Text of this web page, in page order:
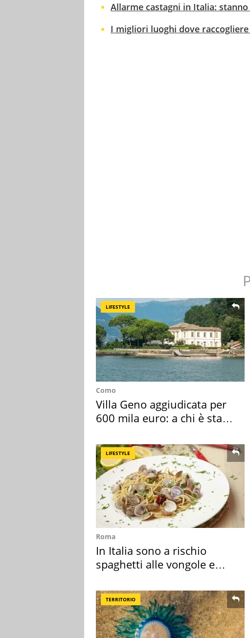
Allarme castagni in Italia:
I migliori luoghi dove
LIFESTYLE
Como
Villa Geno aggiudicata per
600 mila euro: a chi è stata
LIFESTYLE
Roma
In Italia sono a rischio
spaghetti alle vongole e
TERRITORIO